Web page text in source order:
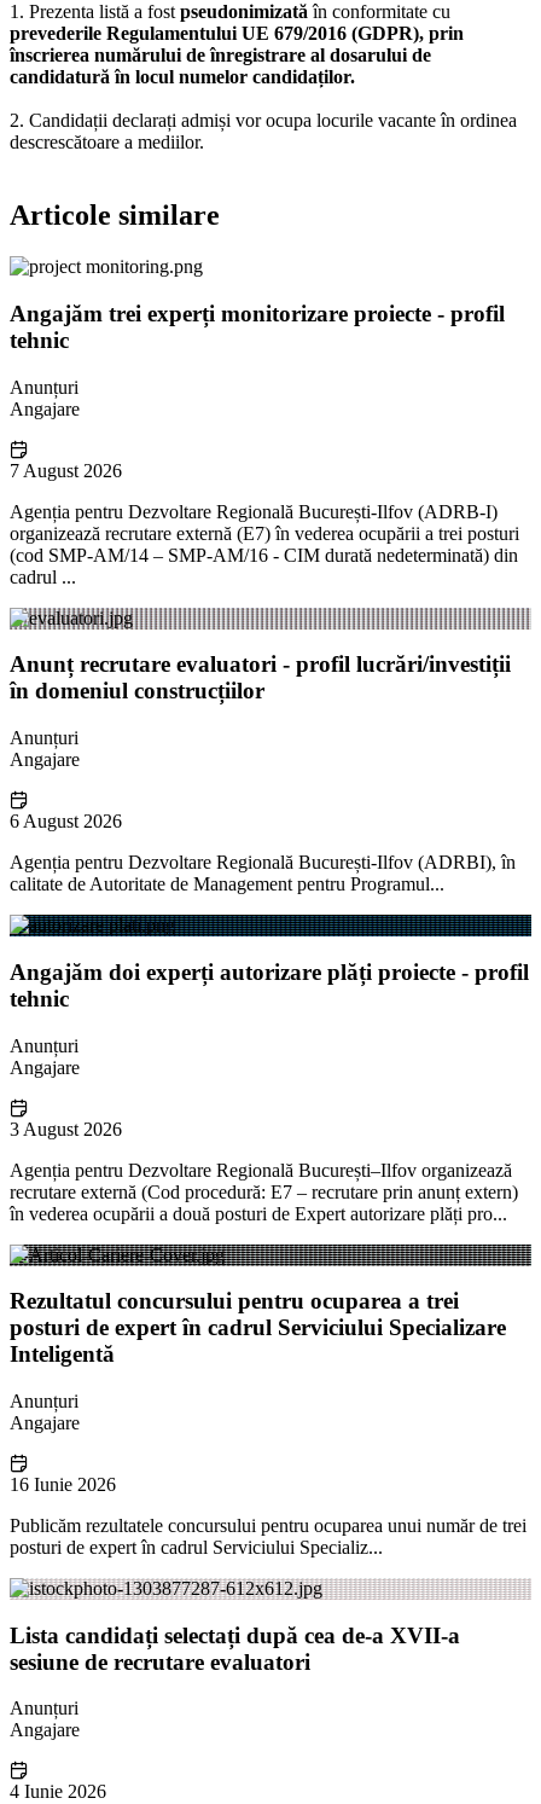
1. Prezenta listă a fostpseudonimizatăîn conformitate cu
prevederile Regulamentului UE 679/2016 (GDPR), prin
înscrierea numărului de înregistrare al dosarului de
candidatură în locul numelor candidaților.
2. Candidații declarați admiși vor ocupa locurile vacante în ordinea
descrescătoare a mediilor.
Articole similare
Angajăm trei experți monitorizare proiecte - profil
tehnic
Anunțuri
Angajare
7 August 2026
Agenția pentru Dezvoltare Regională București-Ilfov (ADRB-I)
organizează recrutare externă (E7) în vederea ocupării a trei posturi
(cod SMP-AM/14 – SMP-AM/16 - CIM durată nedeterminată) din
cadrul ...
Anunț recrutare evaluatori - profil lucrări/investiții
în domeniul construcțiilor
Anunțuri
Angajare
6 August 2026
Agenția pentru Dezvoltare Regională București-Ilfov (ADRBI), în
calitate de Autoritate de Management pentru Programul...
Angajăm doi experți autorizare plăți proiecte - profil
tehnic
Anunțuri
Angajare
3 August 2026
Agenția pentru Dezvoltare Regională București–Ilfov organizează
recrutare externă (Cod procedură: E7 – recrutare prin anunț extern)
în vederea ocupării a două posturi de Expert autorizare plăți pro...
Rezultatul concursului pentru ocuparea a trei
posturi de expert în cadrul Serviciului Specializare
Inteligentă
Anunțuri
Angajare
16 Iunie 2026
Publicăm rezultatele concursului pentru ocuparea unui număr de trei
posturi de expert în cadrul Serviciului Specializ...
Lista candidați selectați după cea de-a XVII-a
sesiune de recrutare evaluatori
Anunțuri
Angajare
4 Iunie 2026